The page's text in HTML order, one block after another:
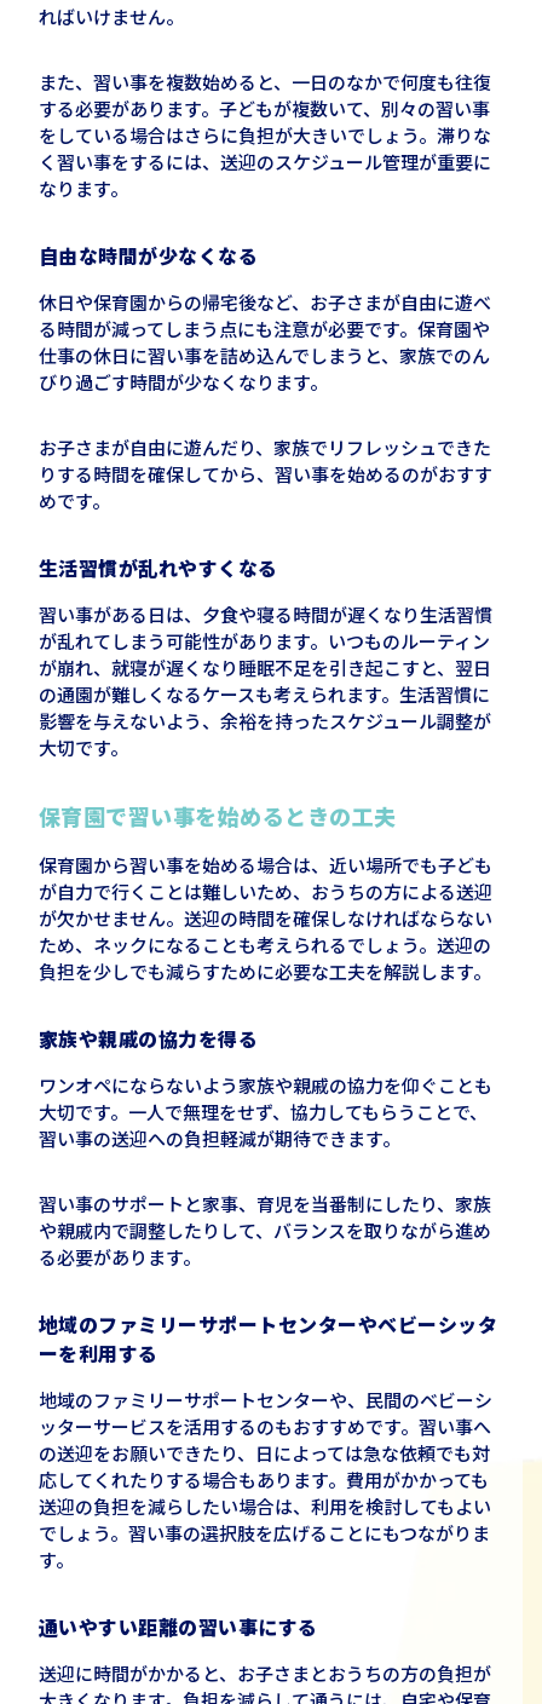
ればいけません。
また、習い事を複数始めると、一日のなかで何度も往復
する必要があります。子どもが複数いて、別々の習い事
をしている場合はさらに負担が大きいでしょう。滞りな
く習い事をするには、送迎のスケジュール管理が重要に
なります。
自由な時間が少なくなる
休日や保育園からの帰宅後など、お子さまが自由に遊べ
る時間が減ってしまう点にも注意が必要です。保育園や
仕事の休日に習い事を詰め込んでしまうと、家族でのん
びり過ごす時間が少なくなります。
お子さまが自由に遊んだり、家族でリフレッシュできた
りする時間を確保してから、習い事を始めるのがおすす
めです。
生活習慣が乱れやすくなる
習い事がある日は、夕食や寝る時間が遅くなり生活習慣
が乱れてしまう可能性があります。いつものルーティン
が崩れ、就寝が遅くなり睡眠不足を引き起こすと、翌日
の通園が難しくなるケースも考えられます。生活習慣に
影響を与えないよう、余裕を持ったスケジュール調整が
大切です。
保育園で習い事を始めるときの工夫
保育園から習い事を始める場合は、近い場所でも子ども
が自力で行くことは難しいため、おうちの方による送迎
が欠かせません。送迎の時間を確保しなければならない
ため、ネックになることも考えられるでしょう。送迎の
負担を少しでも減らすために必要な工夫を解説します。
家族や親戚の協力を得る
ワンオペにならないよう家族や親戚の協力を仰ぐことも
大切です。一人で無理をせず、協力してもらうことで、
習い事の送迎への負担軽減が期待できます。
習い事のサポートと家事、育児を当番制にしたり、家族
や親戚内で調整したりして、バランスを取りながら進め
る必要があります。
地域のファミリーサポートセンターやベビーシッタ
ーを利用する
地域のファミリーサポートセンターや、民間のベビーシ
ッターサービスを活用するのもおすすめです。習い事へ
の送迎をお願いできたり、日によっては急な依頼でも対
応してくれたりする場合もあります。費用がかかっても
送迎の負担を減らしたい場合は、利用を検討してもよい
でしょう。習い事の選択肢を広げることにもつながりま
す。
通いやすい距離の習い事にする
送迎に時間がかかると、お子さまとおうちの方の負担が